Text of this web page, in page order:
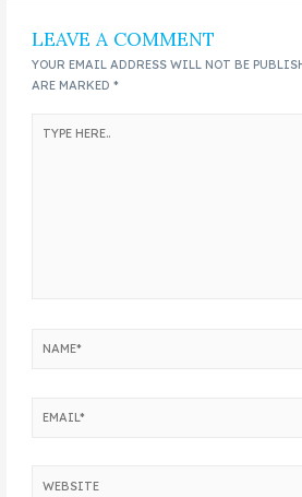
LEAVE A COMMENT
YOUR EMAIL ADDRESS WILL NOT BE
ARE MARKED*